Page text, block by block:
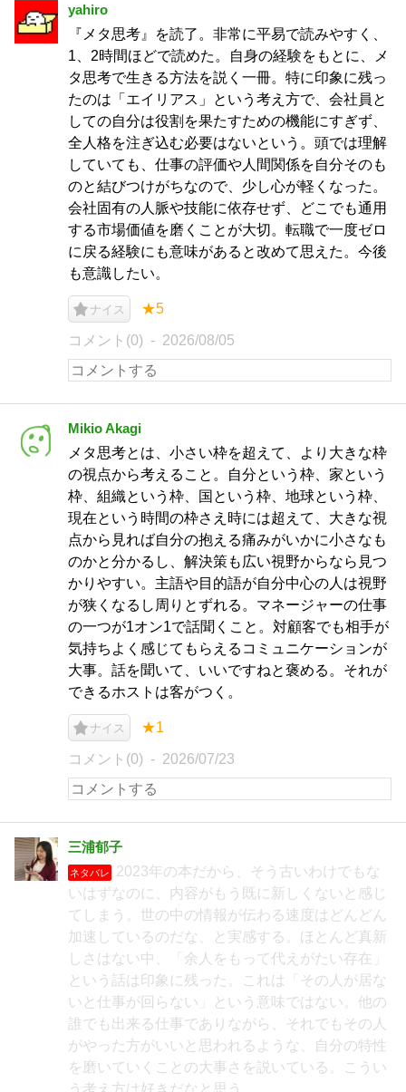
yahiro
『メタ思考』を読了。非常に平易で読みやすく、
1、2時間ほどで読めた。自身の経験をもとに、メ
タ思考で生きる方法を説く一冊。特に印象に残っ
たのは「エイリアス」という考え方で、会社員と
しての自分は役割を果たすための機能にすぎず、
全人格を注ぎ込む必要はないという。頭では理解
していても、仕事の評価や人間関係を自分そのも
のと結びつけがちなので、少し心が軽くなった。
会社固有の人脈や技能に依存せず、どこでも通用
する市場価値を磨くことが大切。転職で一度ゼロ
に戻る経験にも意味があると改めて思えた。今後
も意識したい。
ナイス ★5
コメント(0) 2026/08/05
Mikio Akagi
メタ思考とは、小さい枠を超えて、より大きな枠
の視点から考えること。自分という枠、家という
枠、組織という枠、国という枠、地球という枠、
現在という時間の枠さえ時には超えて、大きな視
点から見れば自分の抱える痛みがいかに小さなも
のかと分かるし、解決策も広い視野からなら見つ
かりやすい。主語や目的語が自分中心の人は視野
が狭くなるし周りとずれる。マネージャーの仕事
の一つが1オン1で話聞くこと。対顧客でも相手が
気持ちよく感じてもらえるコミュニケーションが
大事。話を聞いて、いいですねと褒める。それが
できるホストは客がつく。
ナイス ★1
コメント(0) 2026/07/23
三浦郁子
ネタバレ
2023年の本だから、そう古いわけでもな
いはずなのに、内容がもう既に新しくないと感じ
てしまう。世の中の情報が伝わる速度はどんどん
加速しているのだな、と実感する。ほとんど真新
しさはない中、「余人をもって代えがたい存在」
という話は印象に残った。これは「その人が居な
いと仕事が回らない」という意味ではない。他の
誰でも出来る仕事でありながら、それでもその人
がやった方がいいと思われるような、自分の特性
を磨いていくことの大事さを説いている。こうい
う考え方は好きだなと思う。